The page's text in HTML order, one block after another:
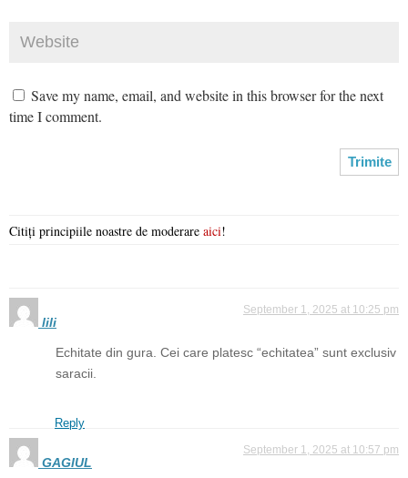
Save my name, email, and website in this browser for the next
time I comment.
Citiți principiile noastre de moderare aici!
lili
September 1, 2025 at 10:25 pm
Echitate din gura. Cei care platesc “echitatea” sunt exclusiv
saracii.
Reply
GAGIUL
September 1, 2025 at 10:57 pm